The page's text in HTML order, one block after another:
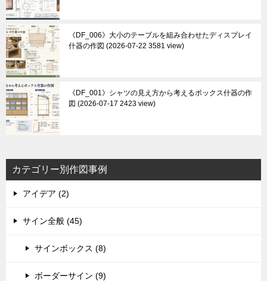
《DF_006》大小のテーブルを組み合わせたディスプレイ
什器の作図
2026-07-22 3581 view
《DF_001》シャツの見え方から考えるボックス什器の作
図
2026-07-17 2423 view
カテゴリー別作図事例
アイデア (2)
サイン全般 (45)
サインボックス (8)
ボーダーサイン (9)